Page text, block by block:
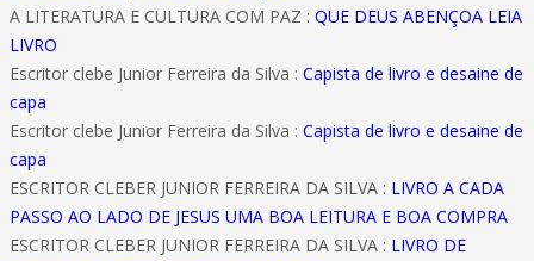
A LITERATURA E CULTURA COM PAZ : QUE DEUS ABENÇOA LEIA
LIVRO
Escritor clebe Junior Ferreira da Silva : Capista de livro e desaine de
capa
Escritor clebe Junior Ferreira da Silva : Capista de livro e desaine de
capa
ESCRITOR CLEBER JUNIOR FERREIRA DA SILVA : LIVRO A CADA
PASSO AO LADO DE JESUS UMA BOA LEITURA E BOA COMPRA
ESCRITOR CLEBER JUNIOR FERREIRA DA SILVA : LIVRO DE